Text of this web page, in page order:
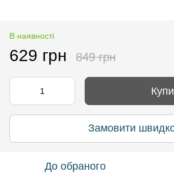
В наявності
629 грн 849 грн
Замовити
До обраного